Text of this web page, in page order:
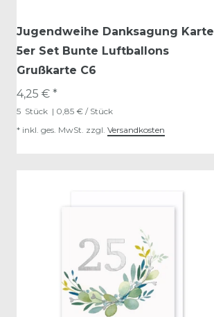
Jugendweihe Danksagung Karte
5er Set Bunte Luftballons
Grußkarte C6
4,25 € *
5 Stück | 0,85 € / Stück
* inkl. ges. MwSt. zzgl. Versandkosten